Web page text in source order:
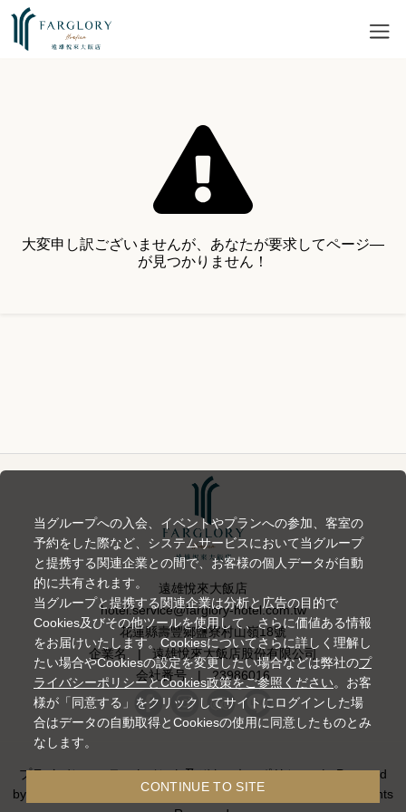
大変申し訳ございませんが、あなたが要求してページ―
が見つかりません！
遠雄悅來大飯店
hotel.service@farglory-hotel.com.tw
花蓮縣壽豐鄉鹽寮村山嶺18號
企業名
|
遠雄悅來大飯店股份有限公司
会社番号
| 23986016
プライバシーステートメント及びクッキーポリシー |
Powered
by
YOTOR Information Technology Co.,Ltd© 2014-2026 All Rights
当グループへの入会、イベントやプランへの参加、客室の
予約をした際など、システムサービスにおいて当グループ
と提携する関連企業との間で、お客様の個人データが自動
的に共有されます。
当グループと提携する関連企業は分析と広告の目的で
Cookies及びその他ツールを使用して、さらに価値ある情報
をお届けいたします。Cookiesについてさらに詳しく理解し
たい場合やCookiesの設定を変更したい場合などは弊社のプ
ライバシーポリシーとCookies政策をご参照ください。お客
様が「同意する」をクリックしてサイトにログインした場
合はデータの自動取得とCookiesの使用に同意したものとみ
なします。
CONTINUE TO SITE